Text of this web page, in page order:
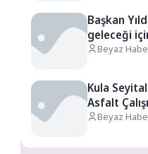
Başkan
geleceği
Beyaz
Kula
Asfalt
Beyaz